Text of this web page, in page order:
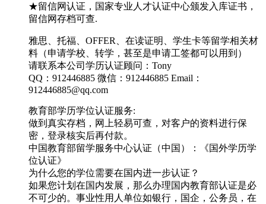
★留信网认证，国家专业人才认证中心颁发入库证书，
留信网存档可查.
雅思、托福、OFFER、在读证明、学生卡等留学相关材
料（申请学校、转学，甚至是申请工签都可以用到）
请联系本公司学历认证顾问：Tony
QQ：912446885 微信：912446885 Email：
912446885@qq.com
教育部学历学位认证服务:
做到真实存档，网上轻易可查，对客户的资料进行保
密，登录核实后再付款。
中国教育部留学服务中心认证（中国）：《国外学历学
位认证》
为什么您的学位需要在国内进一步认证？
如果您计划在国内发展，那么办理国内教育部认证是必
不可少的。事业性用人单位如银行，国企，公务员，在